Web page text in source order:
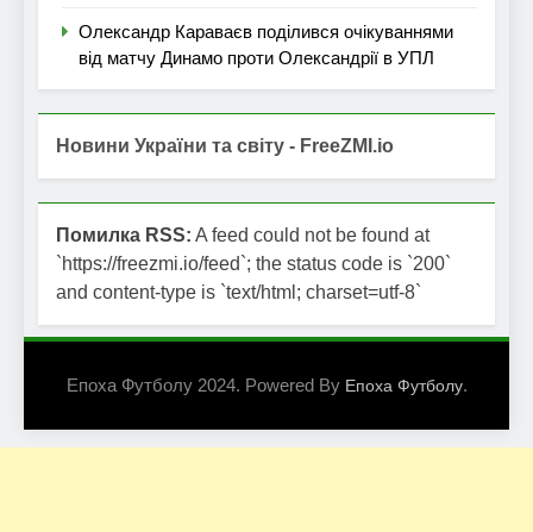
Олександр Караваєв поділився очікуваннями
від матчу Динамо проти Олександрії в УПЛ
Новини України та світу - FreeZMI.io
Помилка RSS: A feed could not be found at
`https://freezmi.io/feed`; the status code is `200`
and content-type is `text/html; charset=utf-8`
Епоха Футболу 2024. Powered By Епоха Футболу.